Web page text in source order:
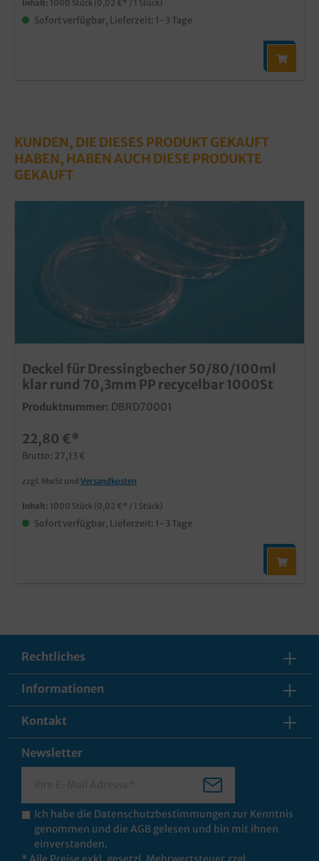
Inhalt: 1000 Stück (0,02 €* / 1 Stück)
Sofort verfügbar, Lieferzeit: 1-3 Tage
KUNDEN, DIE DIESES PRODUKT GEKAUFT
HABEN, HABEN AUCH DIESE PRODUKTE
GEKAUFT
Deckel für Dressingbecher 50/80/100ml
klar rund 70,3mm PP recycelbar 1000St
Produktnummer: DBRD70001
22,80 €*
Brutto: 27,13 €
zzgl. MwSt und Versandkosten
Inhalt: 1000 Stück (0,02 €* / 1 Stück)
Sofort verfügbar, Lieferzeit: 1-3 Tage
Rechtliches
Informationen
Kontakt
Newsletter
Ich habe die Datenschutzbestimmungen zur Kenntnis
genommen und die AGB gelesen und bin mit ihnen
einverstanden.